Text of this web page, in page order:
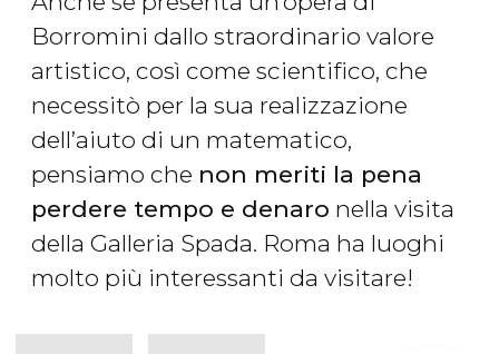
Borromini dallo straordinario valore
artistico, così come scientifico, che
necessitò per la sua realizzazione
dell’aiuto di un matematico,
pensiamo che non meriti la pena
perdere tempo e denaro nella visita
della Galleria Spada. Roma ha luoghi
molto più interessanti da visitare!